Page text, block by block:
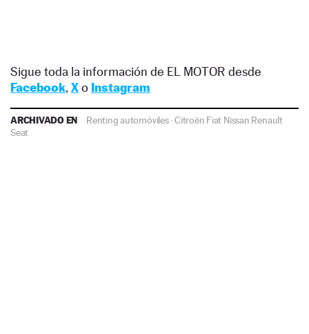
Sigue toda la información de EL MOTOR desde
Facebook, Xo Instagram
ARCHIVADO EN Renting automóviles·Citroën Fiat Nissan Renault
Seat